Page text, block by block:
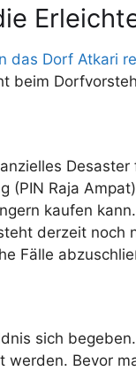
das Dorf Atkari
beim
(PIN Raja
kaufen
derzeit noch
Fälle
sich
werden. Bevor